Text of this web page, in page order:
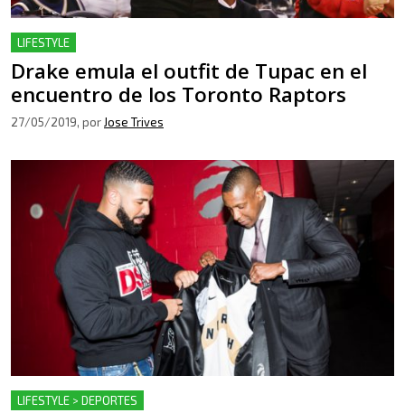
LIFESTYLE
Drake emula el outfit de Tupac en el
encuentro de los Toronto Raptors
27/05/2019, por Jose Trives
LIFESTYLE > DEPORTES